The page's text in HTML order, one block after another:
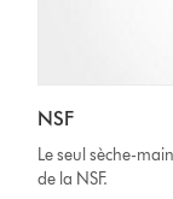
NSF
Le seul sèche-
de la NSF.